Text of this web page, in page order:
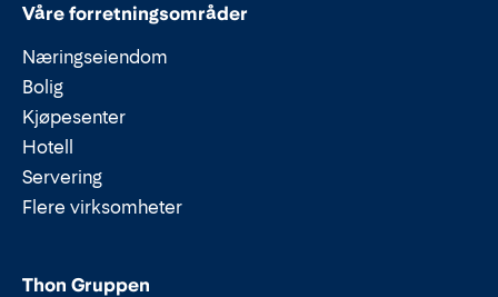
Våre forretningsområder
Næringseiendom
Bolig
Kjøpesenter
Hotell
Servering
Flere virksomheter
Thon Gruppen